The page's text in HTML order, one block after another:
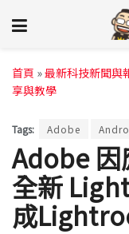
首頁 »最新科技新聞與
享與教學
Tags: Adobe
Adobe 因
全新
成